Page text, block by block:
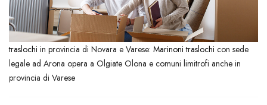
traslochi in provincia di Novara e Varese: Marinoni traslochi con sede
legale ad Arona opera a Olgiate Olona e comuni limitrofi anche in
provincia di Varese